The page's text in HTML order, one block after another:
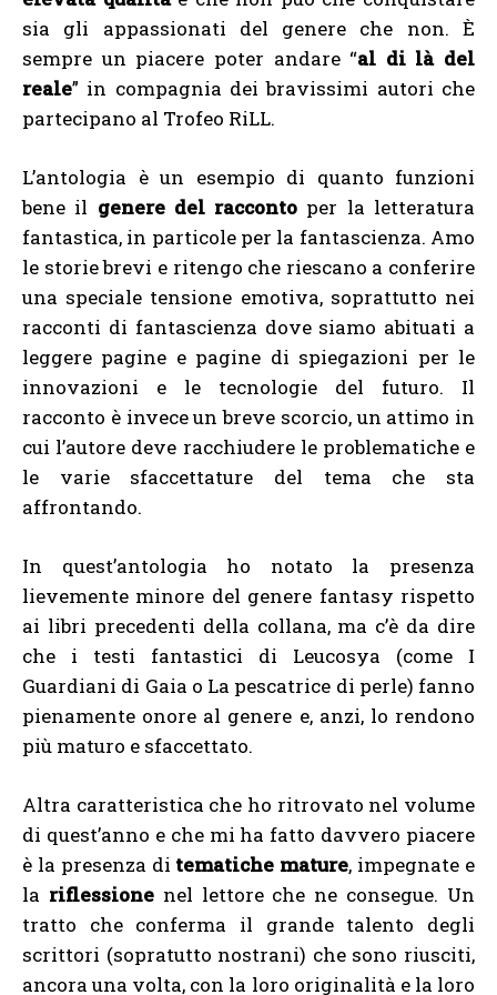
sia gli appassionati del genere che non. È
sempre un piacere poter andare “al di là del
reale” in compagnia dei bravissimi autori che
partecipano al Trofeo RiLL.
L’antologia è un esempio di quanto funzioni
bene il genere del racconto per la letteratura
fantastica, in particole per la fantascienza. Amo
le storie brevi e ritengo che riescano a conferire
una speciale tensione emotiva, soprattutto nei
racconti di fantascienza dove siamo abituati a
leggere pagine e pagine di spiegazioni per le
innovazioni e le tecnologie del futuro. Il
racconto è invece un breve scorcio, un attimo in
cui l’autore deve racchiudere le problematiche e
le varie sfaccettature del tema che sta
affrontando.
In quest’antologia ho notato la presenza
lievemente minore del genere fantasy rispetto
ai libri precedenti della collana, ma c’è da dire
che i testi fantastici di Leucosya (come I
Guardiani di Gaia o La pescatrice di perle) fanno
pienamente onore al genere e, anzi, lo rendono
più maturo e sfaccettato.
Altra caratteristica che ho ritrovato nel volume
di quest’anno e che mi ha fatto davvero piacere
è la presenza di tematiche mature, impegnate e
la riflessionenel lettore che ne consegue. Un
tratto che conferma il grande talento degli
scrittori (sopratutto nostrani) che sono riusciti,
ancora una volta, con la loro originalità e la loro